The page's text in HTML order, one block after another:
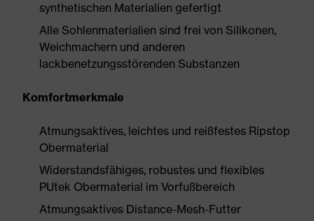
synthetischen Materialien gefertigt
Alle Sohlenmaterialien sind frei von Silikonen,
Weichmachern und anderen
lackbenetzungsstörenden Substanzen
Komfortmerkmale
Atmungsaktives, leichtes und reißfestes Ripstop
Obermaterial
Widerstandsfähiges, robustes und flexibles
PUtek Obermaterial im Vorfußbereich
Atmungsaktives Distance-Mesh-Futter